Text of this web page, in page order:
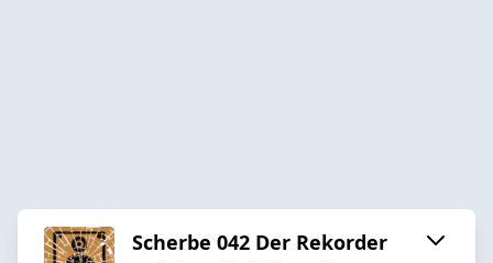
Scherbe 042 Der Rekorder